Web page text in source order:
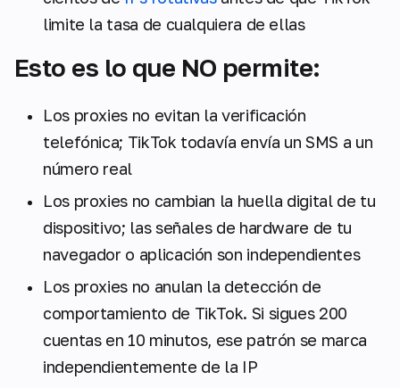
limite la tasa de cualquiera de ellas
Esto es lo que NO permite:
Los proxies no evitan la verificación
telefónica; TikTok todavía envía un SMS a un
número real
Los proxies no cambian la huella digital de tu
dispositivo; las señales de hardware de tu
navegador o aplicación son independientes
Los proxies no anulan la detección de
comportamiento de TikTok. Si sigues 200
cuentas en 10 minutos, ese patrón se marca
independientemente de la IP